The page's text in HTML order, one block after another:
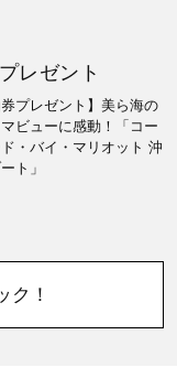
レゼント
券プレゼント】美ら海の
ビューに感動！「コー
ド・バイ・マリオット 沖
ト」
ク！